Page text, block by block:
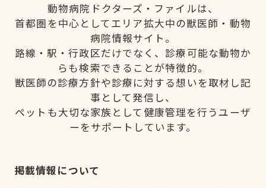
動物病院ドクターズ・ファイルは、
首都圏を中心としてエリア拡大中の獣医師・動物
病院情報サイト。
路線・駅・行政区だけでなく、診療可能な動物か
らも検索できることが特徴的。
獣医師の診療方針や診療に対する想いを取材し記
事として発信し、
ペットも大切な家族として健康管理を行うユーザ
ーをサポートしています。
掲載情報について